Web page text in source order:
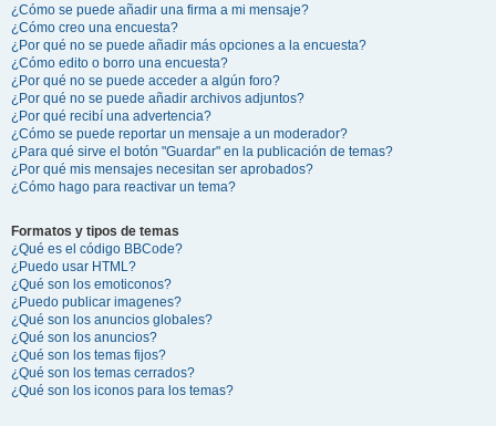
¿Cómo se puede añadir una firma a mi mensaje?
¿Cómo creo una encuesta?
¿Por qué no se puede añadir más opciones a la encuesta?
¿Cómo edito o borro una encuesta?
¿Por qué no se puede acceder a algún foro?
¿Por qué no se puede añadir archivos adjuntos?
¿Por qué recibí una advertencia?
¿Cómo se puede reportar un mensaje a un moderador?
¿Para qué sirve el botón "Guardar" en la publicación de temas?
¿Por qué mis mensajes necesitan ser aprobados?
¿Cómo hago para reactivar un tema?
Formatos y tipos de temas
¿Qué es el código BBCode?
¿Puedo usar HTML?
¿Qué son los emoticonos?
¿Puedo publicar imagenes?
¿Qué son los anuncios globales?
¿Qué son los anuncios?
¿Qué son los temas fijos?
¿Qué son los temas cerrados?
¿Qué son los iconos para los temas?